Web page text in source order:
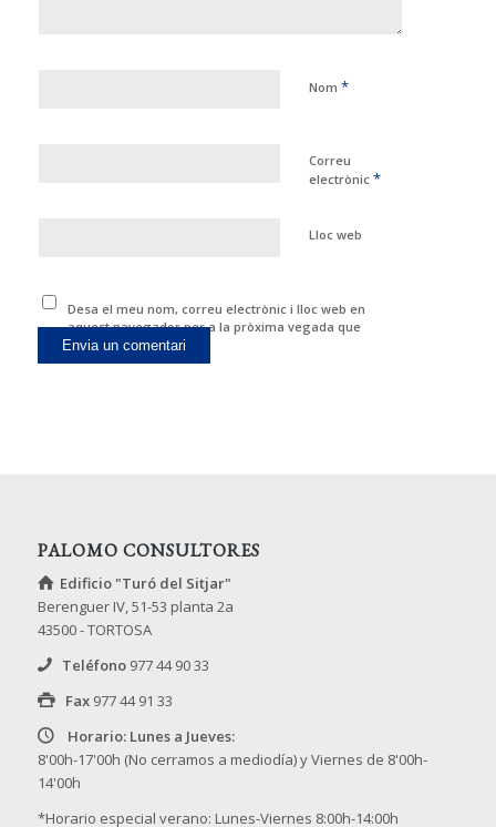
Nom *
Correu
electrònic *
Lloc web
Desa el meu nom, correu electrònic i lloc web en
aquest navegador per a la pròxima vegada que
comenti.
PALOMO CONSULTORES
Edificio "Turó del Sitjar"
Berenguer IV, 51-53 planta 2a
43500 - TORTOSA
Teléfono 977 44 90 33
Fax 977 44 91 33
Horario: Lunes a Jueves:
8'00h-17'00h (No cerramos a mediodía) y Viernes de 8'00h-
14'00h
*Horario especial verano: Lunes-Viernes 8:00h-14:00h